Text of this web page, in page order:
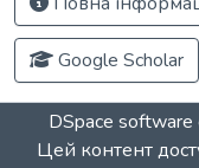
Google Scholar
DSpace software
Цей контент